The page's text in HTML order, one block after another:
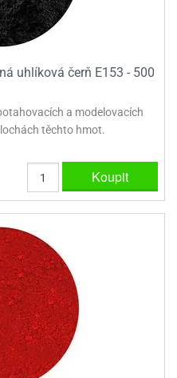
uhlíková čerň E153 - 500
a modelovacích
těchto hmot.
Koupit